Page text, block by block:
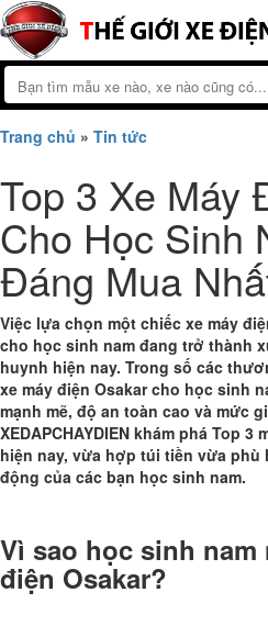
Trang chủ » Tin tức
Top 3 Xe Máy
Cho Học Sinh
Đáng Mua
Việc lựa chọn một chiếc xe máy
cho học sinh nam đang trở thành
huynh hiện nay. Trong số các
xe máy điện Osakar cho học sinh
mạnh mẽ, độ an toàn cao và mức
XEDAPCHAYDIEN khám phá Top
hiện nay, vừa hợp túi tiền vừa
động của các bạn học sinh nam.
Vì sao học sinh nam
điện Osakar?